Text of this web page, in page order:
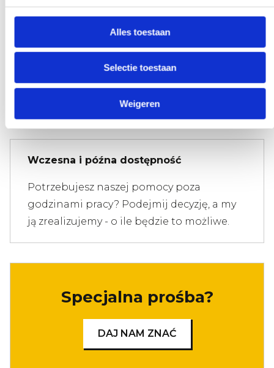
Alles toestaan
Selectie toestaan
Weigeren
Eksperci, którzy pomogą Ci dalej
Jeśli masz pytanie, które ma wpływ na
naszą pracę, podnieś słuchawkę i zadaj je.
Nasi eksperci zapewnią jasność na
Wczesna i późna dostępność
Potrzebujesz naszej pomocy poza
godzinami pracy? Podejmij decyzję, a my
ją zrealizujemy - o ile będzie to możliwe.
Specjalna prośba?
DAJ NAM ZNAĆ